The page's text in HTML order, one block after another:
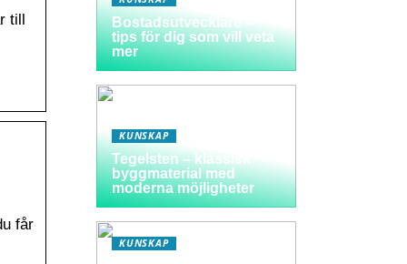
till
får
Bostadsutvecklare –
tips för dig som vill veta
mer
KUNSKAP
Tegelsten – klassisk
byggmaterial med
moderna möjligheter
KUNSKAP